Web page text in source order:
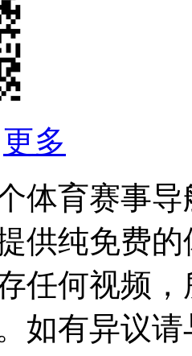
更多
体育赛事
供纯免费
任何视频
如有异议